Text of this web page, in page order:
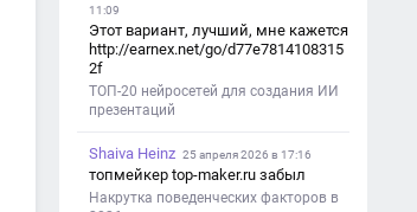
11:09
Этот вариант, лучший, мне кажется
http://earnex.net/go/d77e7814108315
2f
ТОП-20 нейросетей для создания ИИ
презентаций
Shaiva Heinz 25 апреля 2026 в 17:16
топмейкер top-maker.ru забыл
Накрутка поведенческих факторов в